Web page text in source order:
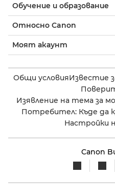
Обучение и образование
Относно Canon
Моят акаунт
Общи условияИзвестие
Изявление на тема за
Потребител: Къде да
Настройки
Canon